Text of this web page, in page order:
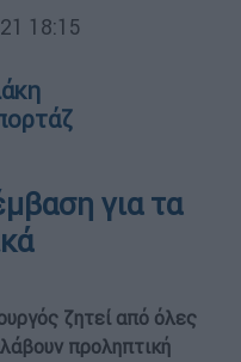
18:15
για τα
ζητεί από όλες
προληπτική